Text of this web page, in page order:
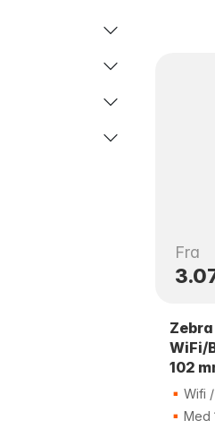
Fra
Zebra
WiFi/
102
Wifi
Med